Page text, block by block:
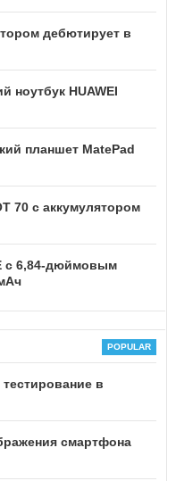
дебютирует в
ноутбук HUAWEI
планшет MatePad
70 с аккумулятором
с 6,84-дюймовым
в
смартфона